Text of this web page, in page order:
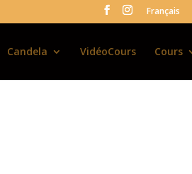
Français
Candela VidéoCours Cours